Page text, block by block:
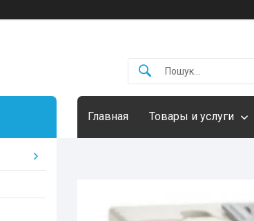
Главная Товары и услуги